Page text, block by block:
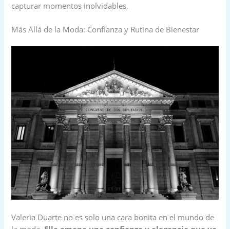
capturar momentos inolvidables.
Más Allá de la Moda: Confianza y Rutina de Bienestar
Valeria Duarte no es solo una cara bonita en el mundo de